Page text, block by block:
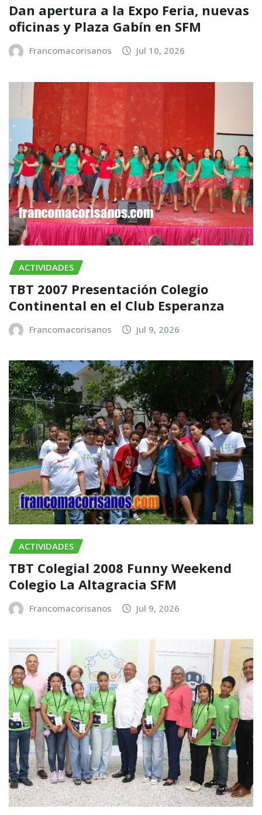
​Dan apertura a la Expo Feria, nuevas
oficinas y Plaza Gabín en SFM
Francomacorisanos Jul 10, 2026
ACTIVIDADES
TBT 2007 Presentación Colegio
Continental en el Club Esperanza
Francomacorisanos Jul 9, 2026
ACTIVIDADES
TBT Colegial 2008 Funny Weekend
Colegio La Altagracia SFM
Francomacorisanos Jul 9, 2026